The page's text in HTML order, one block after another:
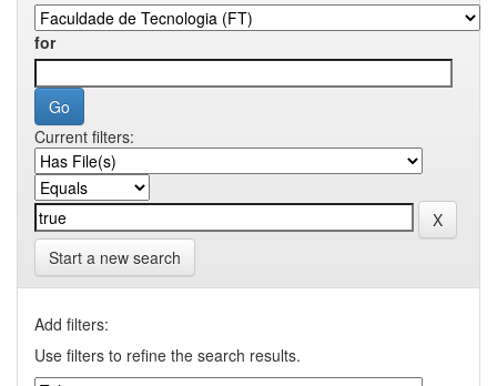
for
Current filters:
Start a new search
Add filters:
Use filters to refine the search results.